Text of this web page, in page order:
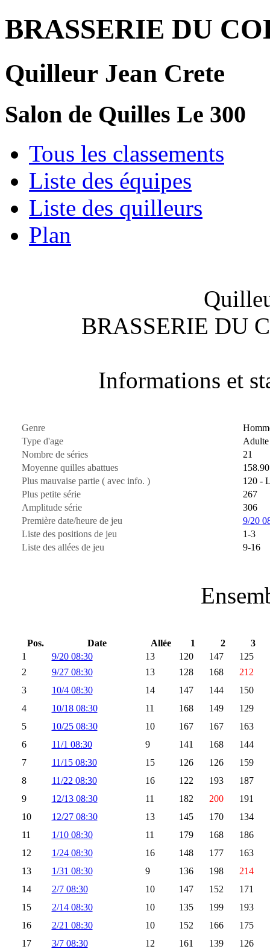
BRASSERIE DU
Quilleur Jean Crete
Salon de Quilles Le 300
Tous les classements
Liste des équipes
Liste des quilleurs
Plan
BRASSERIE DU
Informations et
Genre
Type d'age
Adulte
Nombre de séries
21
Moyenne quilles abattues
158.90
Plus mauvaise partie ( avec info. )
120 -
Plus petite série
267
Amplitude série
306
Première date/heure de jeu
9/20
Liste des positions de jeu
1-3
Liste des allées de jeu
9-16
Pos. Date Allée 1 2
3
1
9/20 08:30 13 120 147 125
2
9/27 08:30 13 128 168 212
3
10/4 08:30 14 147 144 150
4
10/18 08:30 11 168 149 129
5
10/25 08:30 10 167 167 163
6
11/1 08:30 9 141 168 144
7
11/15 08:30 15 126 126 159
8
11/22 08:30 16 122 193 187
9
12/13 08:30 11 182 200 191
10
12/27 08:30 13 145 170 134
11
1/10 08:30 11 179 168 186
12
1/24 08:30 16 148 177 163
13
1/31 08:30 9 136 198 214
14
2/7 08:30 10 147 152 171
15
2/14 08:30 10 135 199 193
16
2/21 08:30 10 152 166 175
17
3/7 08:30 12 161 139 126